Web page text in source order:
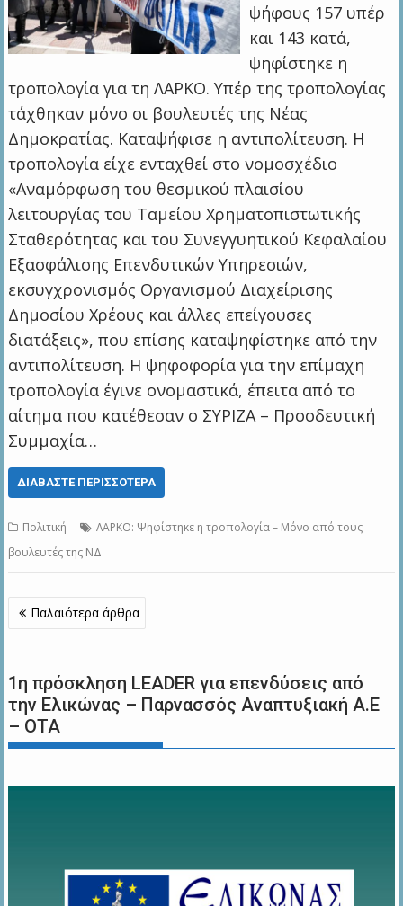
ψήφους 157 υπέρ
και 143 κατά,
ψηφίστηκε η
τροπολογία για τη ΛΑΡΚΟ. Υπέρ της τροπολογίας
τάχθηκαν μόνο οι βουλευτές της Νέας
Δημοκρατίας. Καταψήφισε η αντιπολίτευση. Η
τροπολογία είχε ενταχθεί στο νομοσχέδιο
«Αναμόρφωση του θεσμικού πλαισίου
λειτουργίας του Ταμείου Χρηματοπιστωτικής
Σταθερότητας και του Συνεγγυητικού Κεφαλαίου
Εξασφάλισης Επενδυτικών Υπηρεσιών,
εκσυγχρονισμός Οργανισμού Διαχείρισης
Δημοσίου Χρέους και άλλες επείγουσες
διατάξεις», που επίσης καταψηφίστηκε από την
αντιπολίτευση. Η ψηφοφορία για την επίμαχη
τροπολογία έγινε ονομαστικά, έπειτα από το
αίτημα που κατέθεσαν ο ΣΥΡΙΖΑ – Προοδευτική
Συμμαχία…
ΔΙΑΒΆΣΤΕ ΠΕΡΙΣΣΌΤΕΡΑ
Πολιτική
ΛΑΡΚΟ: Ψηφίστηκε η τροπολογία – Μόνο από τους
βουλευτές της ΝΔ
Πλοήγηση
άρθρων
Παλαιότερα άρθρα
1η πρόσκληση LEADER για επενδύσεις από
την Ελικώνας – Παρνασσός Αναπτυξιακή Α.Ε
– ΟΤΑ